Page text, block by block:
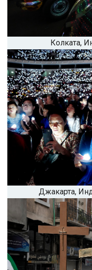
Колката,
Джакарта,